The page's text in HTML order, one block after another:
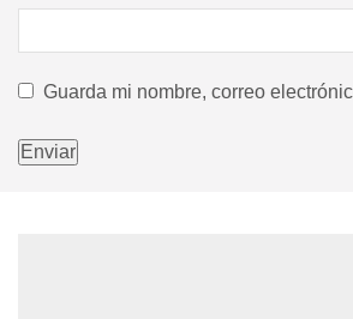
Guarda mi nombre, correo